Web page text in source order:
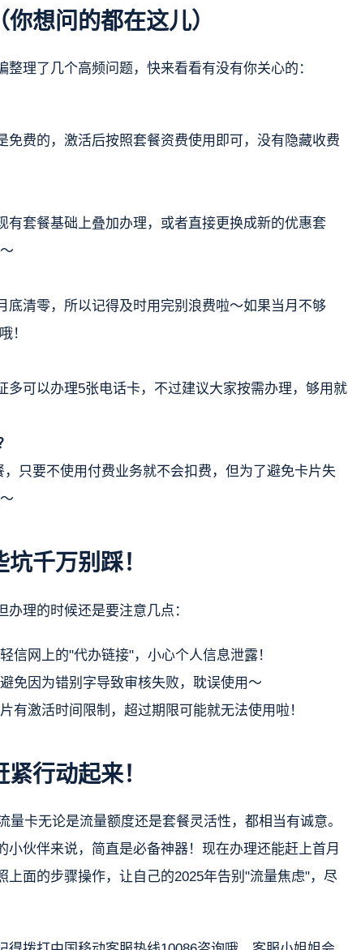
想问的都在这儿）
理了几个高频问题，快来看看有没有你关心的：
免费的，激活后按照套餐资费使用即可，没有隐藏收费
有套餐基础上叠加办理，或者直接更换成新的优惠套
底清零，所以记得及时用完别浪费啦～如果当月不够
！
多可以办理5张电话卡，不过建议大家按需办理，够用就
只要不使用付费业务就不会扣费，但为了避免卡片失
千万别踩！
办理的时候还是要注意几点：
信网上的"代办链接"，小心个人信息泄露！
免因为错别字导致审核失败，耽误使用～
有激活时间限制，超过期限可能就无法使用啦！
行动起来！
量卡无论是流量额度还是套餐灵活性，都相当有诚意。
小伙伴来说，简直是必备神器！现在办理还能赶上首月
上面的步骤操作，让自己的2025年告别"流量焦虑"，尽